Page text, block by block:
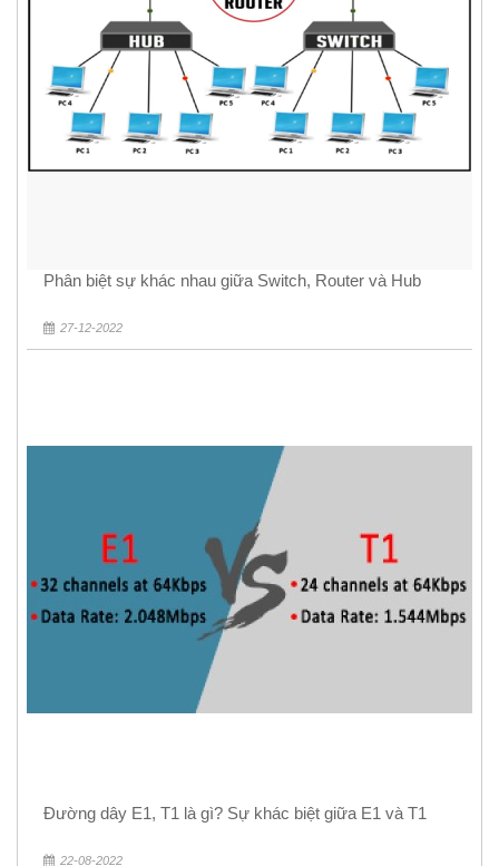
Phân biệt sự khác nhau giữa Switch, Router và Hub
27-12-2022
Đường dây E1, T1 là gì? Sự khác biệt giữa E1 và T1
22-08-2022